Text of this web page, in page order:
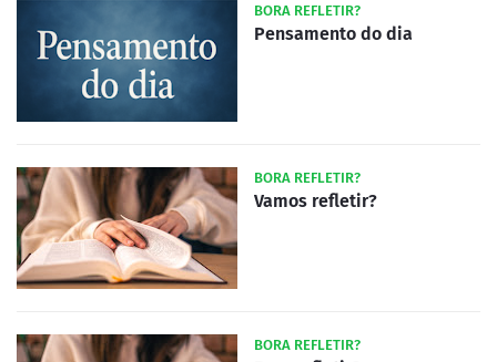
BORA REFLETIR?
Pensamento do dia
BORA REFLETIR?
Vamos refletir?
BORA REFLETIR?